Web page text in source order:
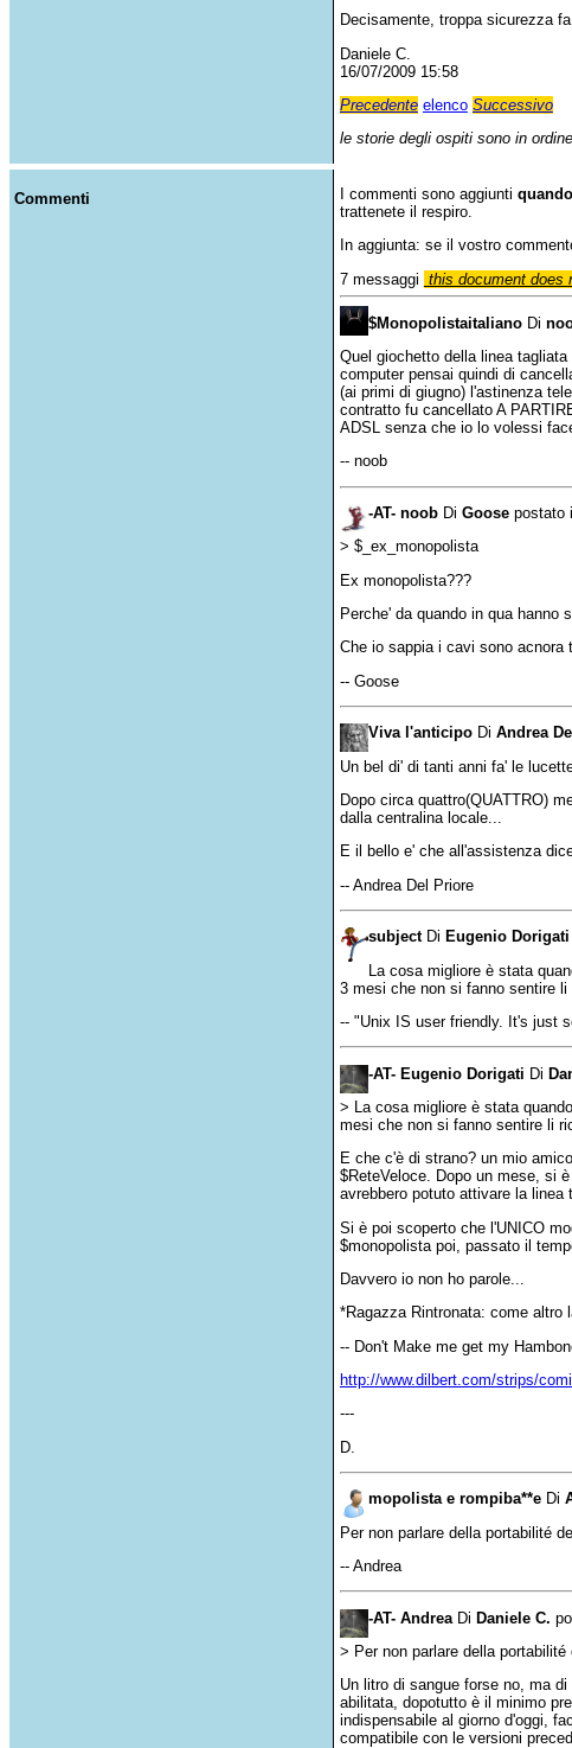
Decisamente, troppa sicurezza
Daniele C.
16/07/2009 15:58
Precedente elenco Successivo
le storie degli ospiti sono in
Commenti I commenti sono aggiunti quando
trattenete il respiro.
In aggiunta: se il vostro
7 messaggi this document does
$MonopolistaitalianoDi
Quel giochetto della linea
computer pensai quindi di
(ai primi di giugno) l'astinenza
contratto fu cancellato A
ADSL senza che io lo volessi
-- noob
-AT- noobDi Goosepostato
> $_ex_monopolista
Ex monopolista???
Perche' da quando in qua hanno
Che io sappia i cavi sono acnora
-- Goose
Viva l'anticipoDi Andrea
Un bel di' di tanti anni fa' le
Dopo circa quattro(QUATTRO)
dalla centralina locale...
E il bello e' che all'assistenza
-- Andrea Del Priore
subjectDi Eugenio Dorigati
La cosa migliore è stata
3 mesi che non si fanno sentire
-- "Unix IS user friendly. It's just
-AT- Eugenio Dorigati Di
> La cosa migliore è stata
mesi che non si fanno sentire li
E che c'è di strano? un mio
$ReteVeloce. Dopo un mese, si
avrebbero potuto attivare la linea
Si è poi scoperto che l'UNICO
$monopolista poi, passato il
Davvero io non ho parole...
*Ragazza Rintronata: come altro
-- Don't Make me get my
http://www.dilbert.com/strips/
---
D.
mopolista e rompiba**eDi
Per non parlare della portabilité
-- Andrea
-AT- AndreaDi Daniele C.
> Per non parlare della
Un litro di sangue forse no, ma
abilitata, dopotutto è il minimo
indispensabile al giorno d'oggi,
compatibile con le versioni